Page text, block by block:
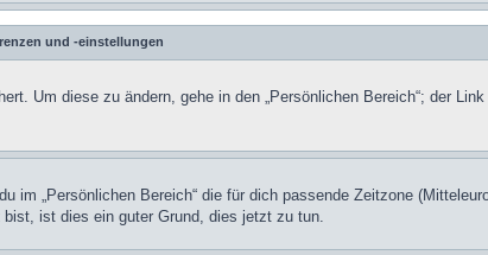
und -einstellungen
Um diese zu ändern, gehe in den „Persönlichen Bereich“; der
„Persönlichen Bereich“ die für dich passende Zeitzone
ist dies ein guter Grund, dies jetzt zu tun.